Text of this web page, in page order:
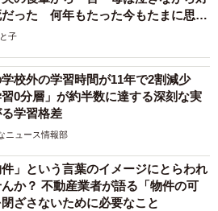
お母さんからフラれた」3回の経
こうなってしまうのでしょう
ヤエさんは綺麗で明るく快活で、
す。この点がどことなく「お母
り、そもそもが「母性愛」を強
ってきてしまうのではないかと推
だった 何年もたった今もたまに思い
子
校外の学習時間が11年で2割減少
習0分層」が約半数に達する深刻な実
学習格差
ニュース情報部
件」という言葉のイメージにとらわれ
か？ 不動産業者が語る「物件の可
ざさないために必要なこと